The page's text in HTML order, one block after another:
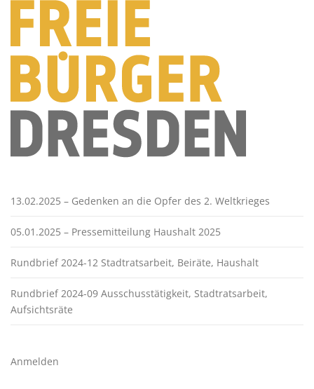
13.02.2025 – Gedenken an die Opfer des 2. Weltkrieges
05.01.2025 – Pressemitteilung Haushalt 2025
Rundbrief 2024-12 Stadtratsarbeit, Beiräte, Haushalt
Rundbrief 2024-09 Ausschusstätigkeit, Stadtratsarbeit,
Aufsichtsräte
Anmelden